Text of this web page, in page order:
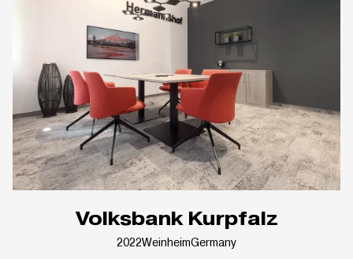
Volksbank Kurpfalz
2022WeinheimGermany